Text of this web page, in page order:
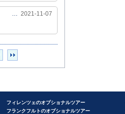
… 2021-11-07
フィレンツェのオプショナルツアー
フランクフルトのオプショナルツアー